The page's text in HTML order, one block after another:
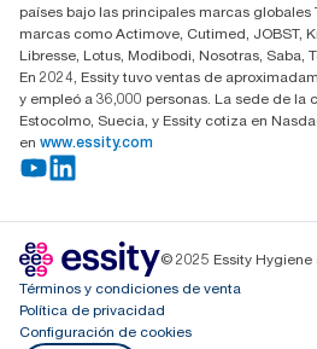
países bajo las principales marcas globales
marcas como Actimove, Cutimed, JOBST,
Libresse, Lotus, Modibodi, Nosotras, Saba,
En 2024, Essity tuvo ventas de
y empleó a 36,000 personas. La sede de la
Estocolmo, Suecia, y Essity cotiza en
en www.essity.com
© 2025 Essity Hygiene
Términos y condiciones de venta
Política de privacidad
Configuración de cookies